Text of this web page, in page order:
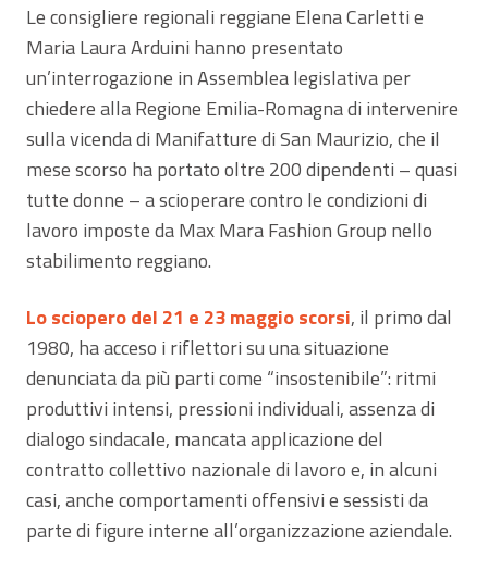
Le consigliere regionali reggiane Elena Carletti e
Maria Laura Arduini hanno presentato
un’interrogazione in Assemblea legislativa per
chiedere alla Regione Emilia-Romagna di intervenire
sulla vicenda di Manifatture di San Maurizio, che il
mese scorso ha portato oltre 200 dipendenti – quasi
tutte donne – a scioperare contro le condizioni di
lavoro imposte da Max Mara Fashion Group nello
stabilimento reggiano.
Lo sciopero del 21 e 23 maggio scorsi, il primo dal
1980, ha acceso i riflettori su una situazione
denunciata da più parti come “insostenibile”: ritmi
produttivi intensi, pressioni individuali, assenza di
dialogo sindacale, mancata applicazione del
contratto collettivo nazionale di lavoro e, in alcuni
casi, anche comportamenti offensivi e sessisti da
parte di figure interne all’organizzazione aziendale.